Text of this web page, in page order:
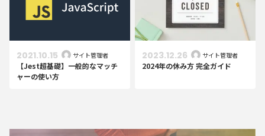
【Jest超基礎】一般的なマッチ
ャーの使い方
2021.10.15 サイト管理者
2024年の休み方 完全ガイド
2023.12.26 サイト管理者